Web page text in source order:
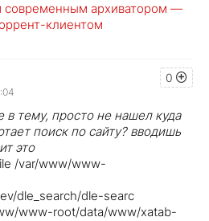
современным архиватором —
клиентом
0
в тему, просто не нашел куда
поиск по сайту? вводишь
это
/var/www/www-
dle_search/dle-searc
www-root/data/www/xatab-